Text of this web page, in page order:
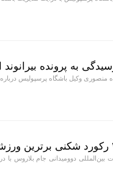
به پرونده
منصوری وکیل باشگاه پرسپولیس درباره
بین‌المللی دوومیدانی جام بلاروس